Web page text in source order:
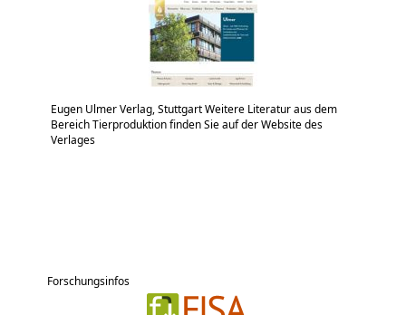
Eugen Ulmer Verlag, Stuttgart Weitere Literatur aus dem
Bereich Tierproduktion finden Sie auf der Website des
Verlages
Forschungsinfos